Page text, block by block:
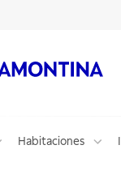
Habitaciones